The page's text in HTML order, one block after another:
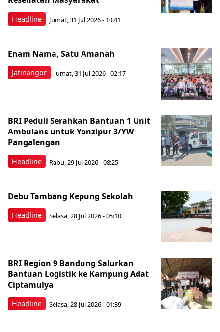
Headline Jumat, 31 Jul 2026 - 10:41
Jatinangor
Enam Nama, Satu Amanah
Jumat, 31 Jul 2026 - 02:17
Headline
BRI Peduli Serahkan Bantuan 1 Unit
Ambulans untuk Yonzipur 3/YW
Pangalengan
Rabu, 29 Jul 2026 - 08:25
Headline
Debu Tambang Kepung Sekolah
Selasa, 28 Jul 2026 - 05:10
Headline
BRI Region 9 Bandung Salurkan
Bantuan Logistik ke Kampung Adat
Ciptamulya
Selasa, 28 Jul 2026 - 01:39